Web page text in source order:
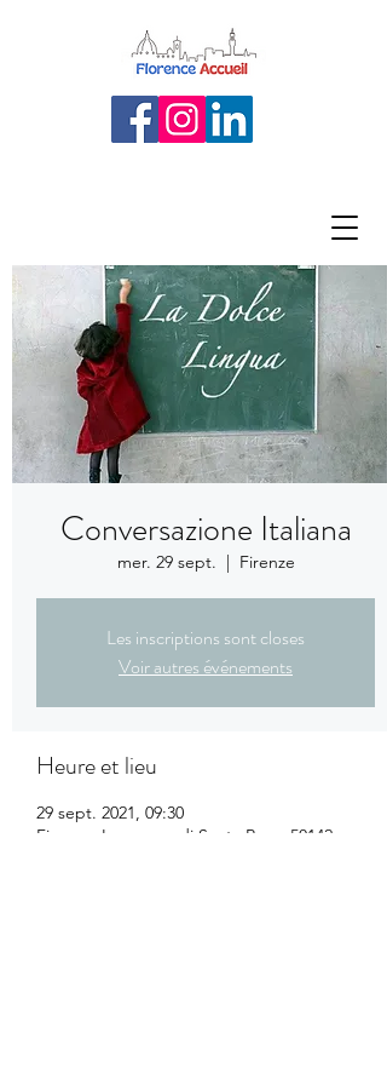
Conversazione Italiana
mer. 29 sept.
  |
Firenze
Les inscriptions sont closes
Voir autres événements
Heure et lieu
29 sept. 2021, 09:30
Firenze, Lungarno di Santa Rosa, 50142